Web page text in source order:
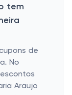
tem
de
No
Araujo